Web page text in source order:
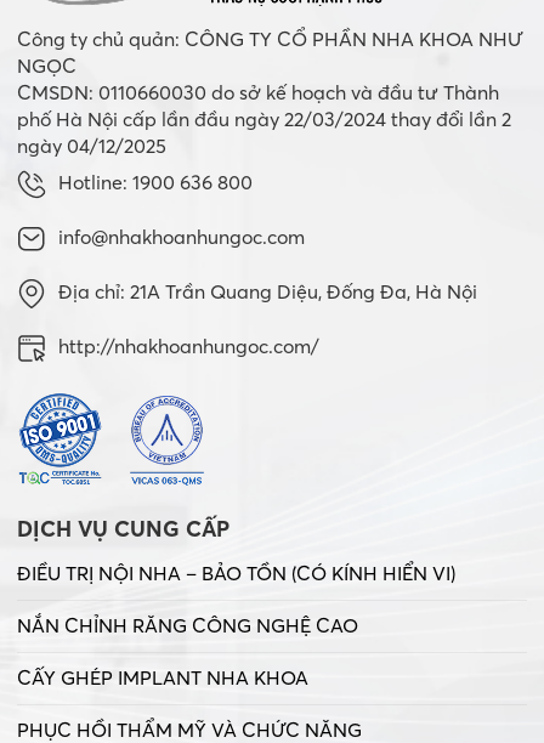
Công ty chủ quản: CÔNG TY CỔ PHẦN NHA KHOA NHƯ
NGỌC
CMSDN: 0110660030 do sở kế hoạch và đầu tư Thành
phố Hà Nội cấp lần đầu ngày 22/03/2024 thay đổi lần 2
ngày 04/12/2025
Hotline: 1900 636 800
info@nhakhoanhungoc.com
Địa chỉ: 21A Trần Quang Diệu, Đống Đa, Hà Nội
http://nhakhoanhungoc.com/
DỊCH VỤ CUNG CẤP
ĐIỀU TRỊ NỘI NHA – BẢO TỒN (CÓ KÍNH HIỂN VI)
NẮN CHỈNH RĂNG CÔNG NGHỆ CAO
CẤY GHÉP IMPLANT NHA KHOA
PHỤC HỒI THẨM MỸ VÀ CHỨC NĂNG